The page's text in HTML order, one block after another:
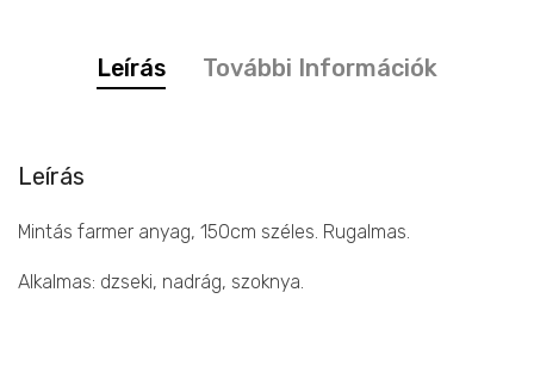
Leírás További Információk
Leírás
Mintás farmer anyag, 150cm széles. Rugalmas.
Alkalmas: dzseki, nadrág, szoknya.